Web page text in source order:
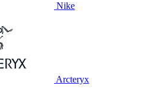
Nike
Arcteryx